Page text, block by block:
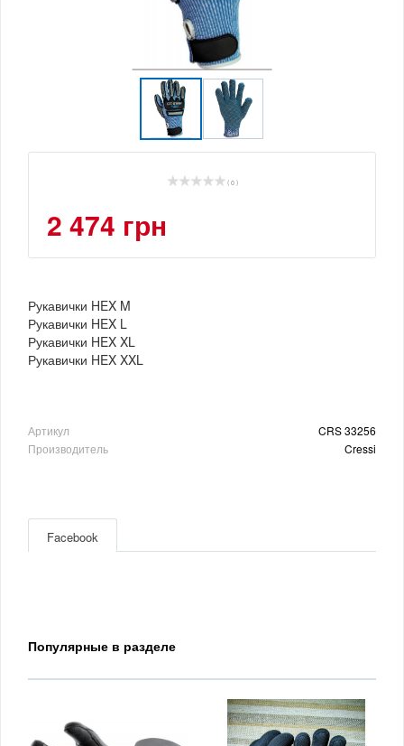
( 0 )
2 474 грн
Рукавички HEX M
Рукавички HEX L
Рукавички HEX XL
Рукавички HEX XXL
Артикул
CRS 33256
Производитель
Cressi
Facebook
Популярные в разделе